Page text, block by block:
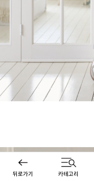
뒤로가기 카테고리